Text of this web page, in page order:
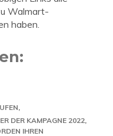
Walmart-
haben.
DER KAMPAGNE 2022
IHREN